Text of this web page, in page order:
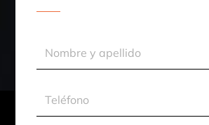
Nombre
Teléfono